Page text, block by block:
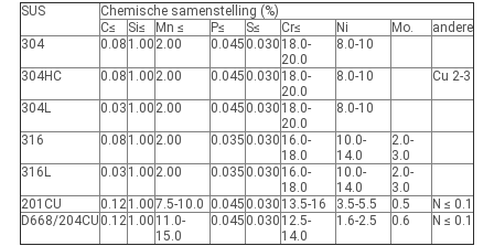
SUS
Chemische samenstelling (%)
C≤
Si≤ Mn ≤ P≤ S≤ Cr≤ Ni Mo.
andere
304
0.08 1.00 2.00 0.045 0.030 18.0-
20.0
8.0-10
304HC 0.08 1.00 2.00 0.045 0.030 18.0-
20.0
8.0-10 Cu 2-3
304L 0.03 1.00 2.00 0.045 0.030 18.0-
20.0
8.0-10
316 0.08 1.00 2.00 0.035 0.030 16.0-
18.0
10.0-
14.0
2.0-
3.0
316L
0.03 1.00 2.00 0.035 0.030 16.0-
18.0
10.0-
14.0
2.0-
3.0
201CU
0.121.007.5-10.0 0.045 0.030 13.5-16 3.5-5.5 0.5
N ≤ 0.1
D668/204CU 0.121.00 11.0-
15.0
0.045 0.030 12.5-
14.0
1.6-2.5 0.6 N ≤ 0.1